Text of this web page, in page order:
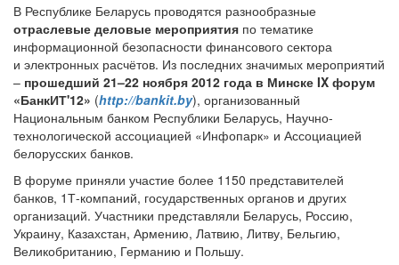
В Республике Беларусь проводятся разнообразные
отраслевые деловые мероприятия по тематике
информационной безопасности финансового сектора
и электронных расчётов. Из последних значимых мероприятий
– прошедший 21–22 ноября 2012 года в Минске IX форум
«БанкИТ'12» (http://bankit.by), организованный
Национальным банком Республики Беларусь, Научно-
технологической ассоциацией «Инфопарк» и Ассоциацией
белорусских банков.
В форуме приняли участие более 1150 представителей
банков, 1Т-компаний, государственных органов и других
организаций. Участники представляли Беларусь, Россию,
Украину, Казахстан, Армению, Латвию, Литву, Бельгию,
Великобританию, Германию и Польшу.